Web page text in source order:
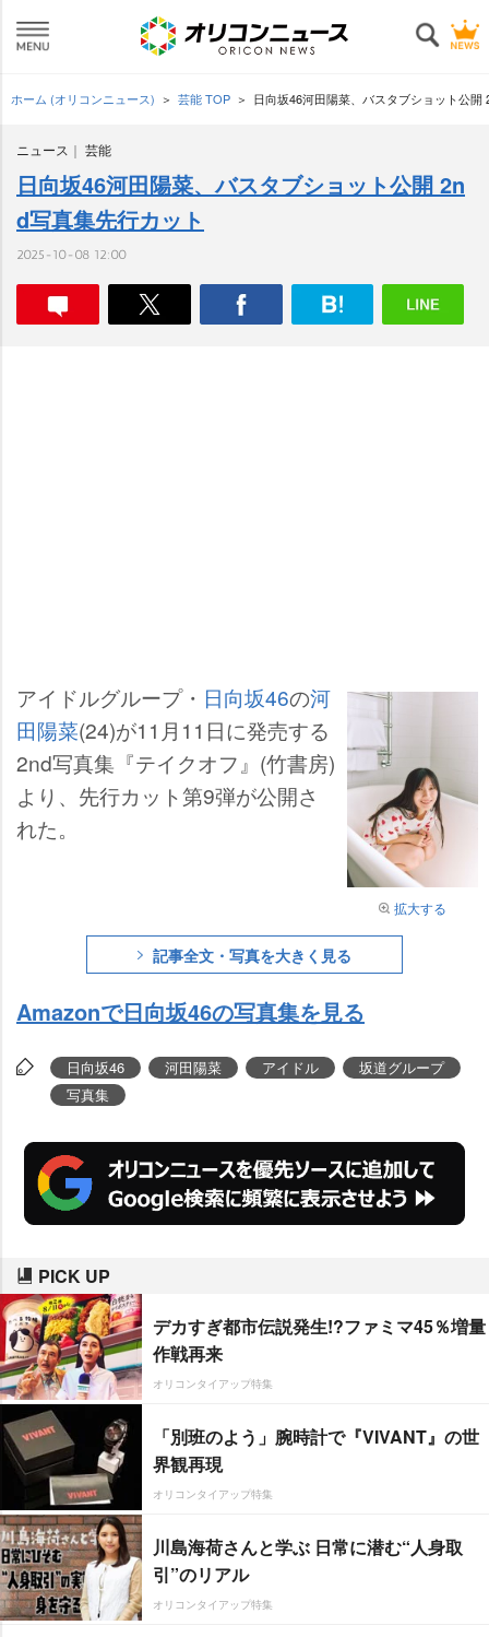
ホーム (オリコンニュース) 芸能 TOP 日向坂46河田陽菜、バスタブショット公開
ニュース 芸能
日向坂46河田陽菜、バスタブショット公開 2n
d写真集先行カット
2025-10-08 12:00
拡大する
アイドルグループ・ 日向坂46の河
田陽菜(24)が11月11日に発売する
2nd写真集『テイクオフ』(竹書房)
より、先行カット第9弾が公開さ
れた。
記事全文・写真を大きく見る
Amazonで日向坂46の写真集を見る
日向坂46 河田陽菜 アイドル
坂道グループ
写真集
PICK UP
デカすぎ都市伝説発生!?ファミマ45％増量
作戦再来
オリコンタイアップ特集
「別班のよう」腕時計で『VIVANT』の世
界観再現
オリコンタイアップ特集
川島海荷さんと学ぶ 日常に潜む“人身取
引”のリアル
オリコンタイアップ特集